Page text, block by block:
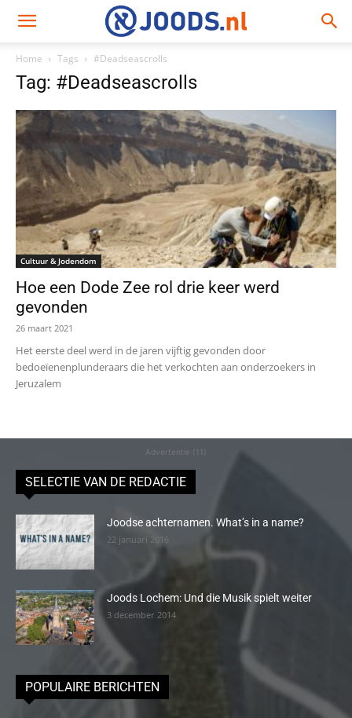
Home Tags #Deadseascrolls
Tag: #Deadseascrolls
Cultuur & Jodendom
Hoe een Dode Zee rol drie keer werd
gevonden
26 maart 2021
Het eerste deel werd in de jaren vijftig gevonden door
bedoeïenenplunderaars die het verkochten aan onderzoekers in
Jeruzalem
Advertentie (11)
SELECTIE VAN DE REDACTIE
Joodse achternamen. What’s in a name?
22 januari 2016
Joods Lochem: Und die Musik spielt weiter
3 december 2014
POPULAIRE BERICHTEN